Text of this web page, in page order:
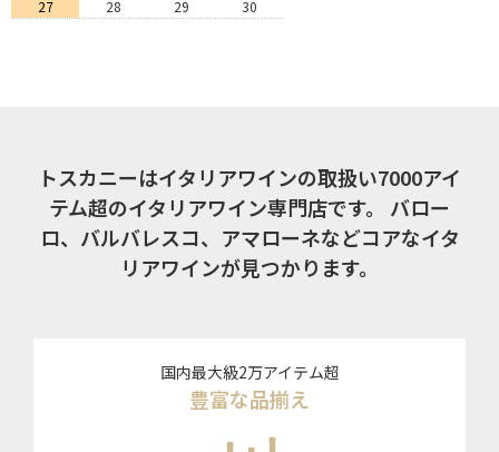
27
28 29 30
トスカニーはイタリアワインの取扱い7000アイ
テム超のイタリアワイン専門店です。
バロー
ロ、バルバレスコ、アマローネなどコアなイタ
リアワインが見つかります。
国内最大級2万アイテム超
豊富な品揃え